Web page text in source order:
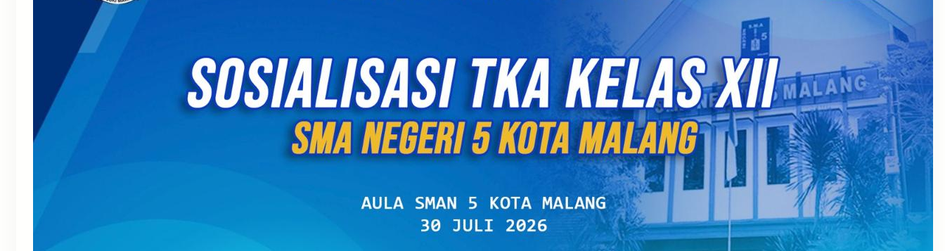
July 2026
September 2025
August 2025
July 2025
May 2025
April 2025
March 2025
February 2025
January 2025
December 2024
November 2024
September 2024